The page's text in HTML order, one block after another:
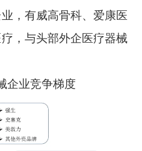
，有威高骨科、爱康医
，与头部外企医疗器械
企业竞争梯度